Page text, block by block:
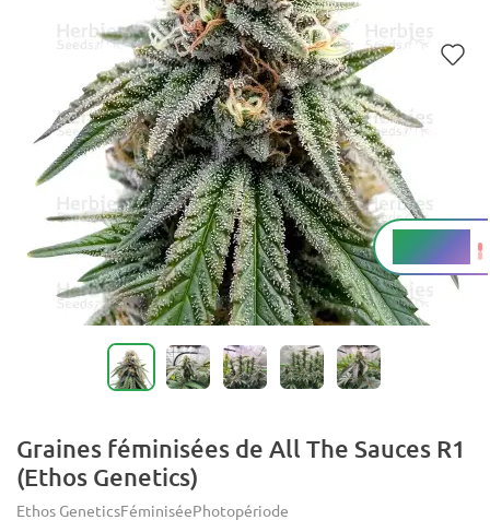
20 - 25%
THC
Graines féminisées de All The Sauces R1
(Ethos Genetics)
Ethos GeneticsFéminiséePhotopériode